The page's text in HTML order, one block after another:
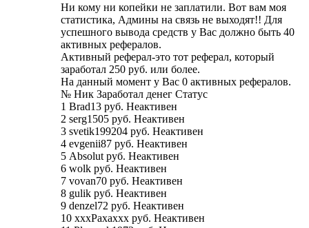
Ни кому ни копейки не заплатили. Вот вам моя
статистика, Админы на связь не выходят!! Для
успешного вывода средств у Вас должно быть 40
активных рефералов.
Активный реферал-это тот реферал, который
заработал 250 руб. или более.
На данный момент у Вас 0 активных рефералов.
№ Ник Заработал денег Статус
1 Brad13 руб. Неактивен
2 serg1505 руб. Неактивен
3 svetik199204 руб. Неактивен
4 evgenii87 руб. Неактивен
5 Absolut руб. Неактивен
6 wolk руб. Неактивен
7 vovan70 руб. Неактивен
8 gulik руб. Неактивен
9 denzel72 руб. Неактивен
10 xxxPaxaxxx руб. Неактивен